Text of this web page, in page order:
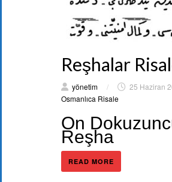
Reşhalar
yönetim / 25 Haziran
Osmanlıca Risale
On
Reşha
READ MORE